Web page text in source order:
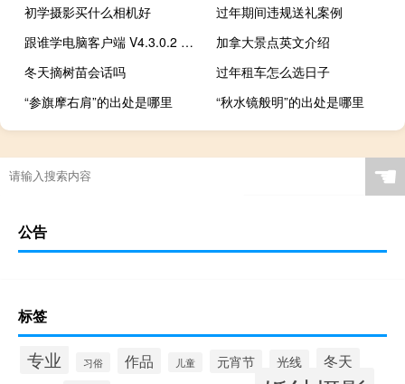
初学摄影买什么相机好
过年期间违规送礼案例
跟谁学电脑客户端 V4.3.0.2 官方PC版（跟谁学电脑客户端 V4.3.0.2 官方PC版功能简介）
加拿大景点英文介绍
冬天摘树苗会话吗
过年租车怎么选日子
“参旗摩右肩”的出处是哪里
“秋水镜般明”的出处是哪里
☚
公告
标签
专业 习俗 作品 儿童 元宵节 光线 冬天